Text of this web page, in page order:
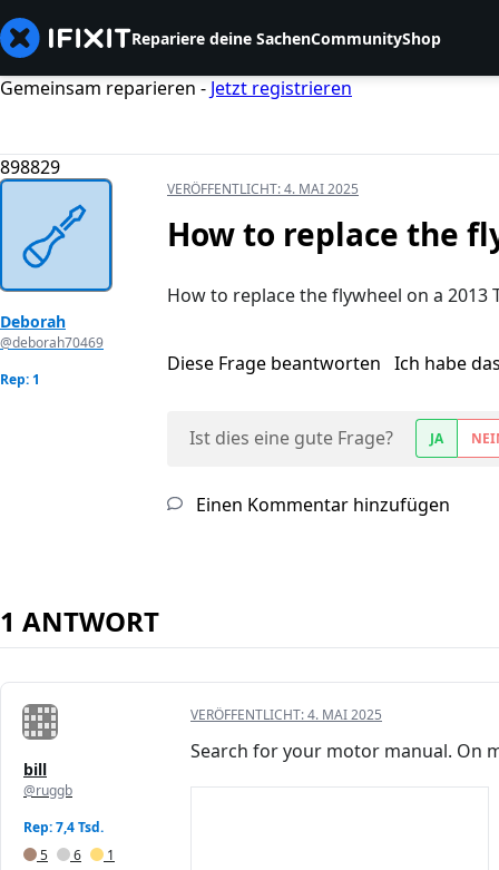
Repariere deine SachenCommunityShop
Gemeinsam reparieren - Jetzt registrieren
898829
Deborah
@deborah70469
Rep: 1
VERÖFFENTLICHT:4. MAI 2025
How to replace the
How to replace the flywheel on a 2013
Diese Frage beantworten Ich habe
Ist dies eine gute Frage? JA
Einen Kommentar hinzufügen
1 ANTWORT
bill
@ruggb
Rep: 7,4 Tsd.
5
6 1
VERÖFFENTLICHT:4. MAI 2025
Search for your motor manual. On